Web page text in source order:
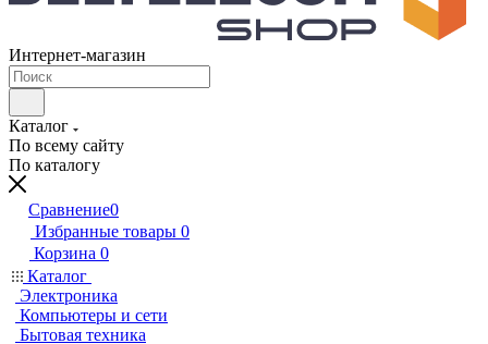
Интернет-магазин
Каталог
По всему сайту
По каталогу
Сравнение0
Избранные товары 0
Корзина 0
Каталог
Электроника
Компьютеры и сети
Бытовая техника